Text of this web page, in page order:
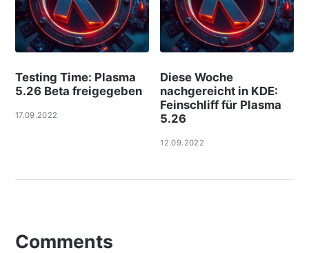
Testing Time: Plasma
5.26 Beta freigegeben
17.09.2022
Diese Woche
nachgereicht in KDE:
Feinschliff für Plasma
5.26
12.09.2022
Comments